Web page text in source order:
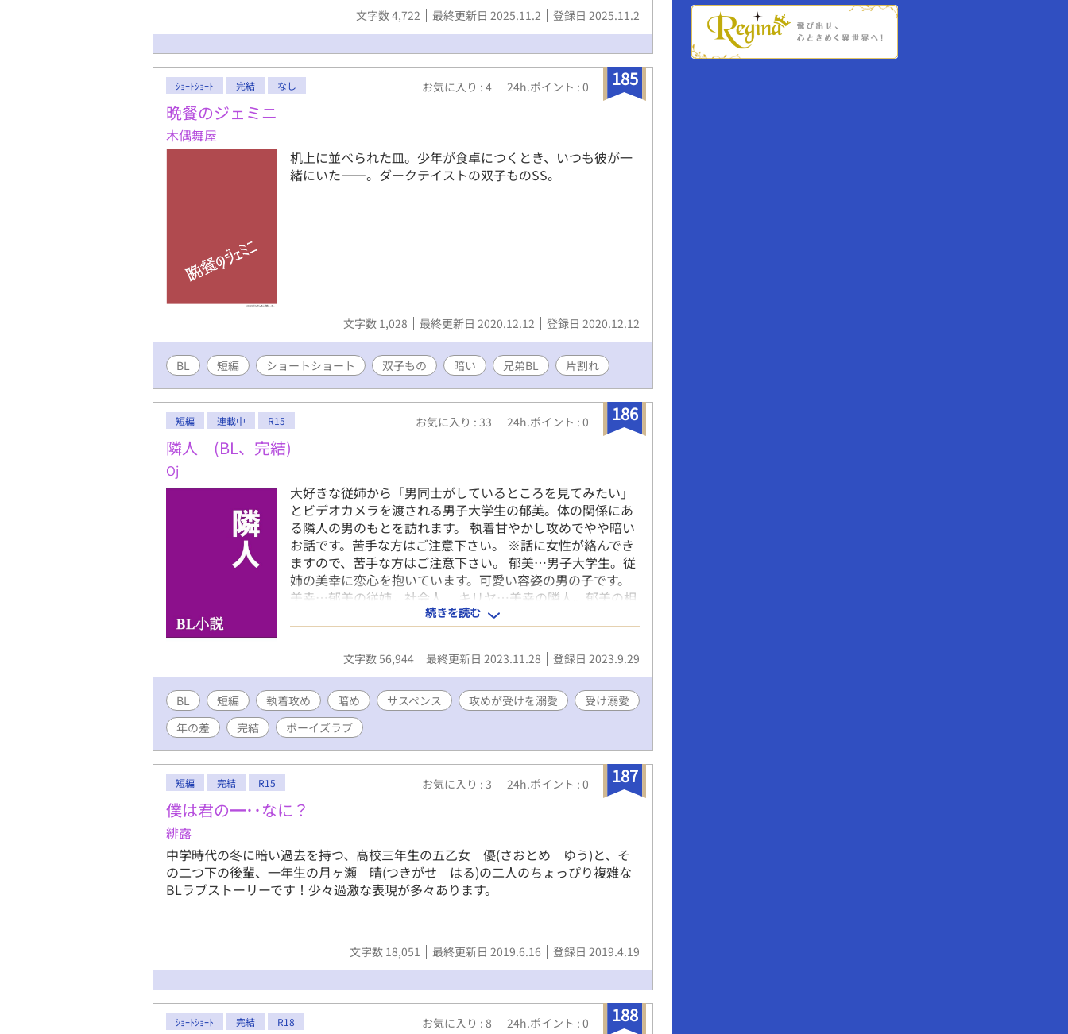
更新する予定です。
文字数 4,722 最終更新日 2025.11.2 登録日 2025.11.2
185
ｼｮｰﾄｼｮｰﾄ 完結 なし お気に入り : 4 24h.ポイント : 0
晩餐のジェミニ
木偶舞屋
机上に並べられた皿。少年が食卓につくとき、いつも彼が一
緒にいた――。ダークテイストの双子ものSS。
文字数 1,028 最終更新日 2020.12.12 登録日 2020.12.12
BL 短編 ショートショート 双子もの 暗い 兄弟BL 片割れ
186
短編 連載中 R15 お気に入り : 33 24h.ポイント : 0
隣人 (BL、完結)
Oj
大好きな従姉から「男同士がしているところを見てみたい」
とビデオカメラを渡される男子大学生の郁美。体の関係にあ
る隣人の男のもとを訪れます。 執着甘やかし攻めでやや暗い
お話です。苦手な方はご注意下さい。 ※話に女性が絡んでき
ますので、苦手な方はご注意下さい。 郁美…男子大学生。従
姉の美幸に恋心を抱いています。可愛い容姿の男の子です。
美幸…郁美の従姉。社会人。 キリヤ…美幸の隣人。郁美の相
手。小金持ちのイケメンお兄さんです。 第二部までで完結で
す。ちょこちょこ小話なんかを載せています。 18才未満閲覧
禁止というタイトルの中に隣人の短編を載せました。 「郁美
のご褒美」というタイトルで、第二部の最終話のご褒美Hを
さい。 今後も18禁なお話はそちらに更新していきます。
続きを読む
文字数 56,944 最終更新日 2023.11.28 登録日 2023.9.29
BL 短編 執着攻め 暗め サスペンス 攻めが受けを溺愛
受け溺愛
年の差
完結 ボーイズラブ
187
短編 完結 R15 お気に入り : 3 24h.ポイント : 0
僕は君の━･･なに？
緋露
中学時代の冬に暗い過去を持つ、高校三年生の五乙女 優(さおとめ ゆう)と、そ
の二つ下の後輩、一年生の月ヶ瀬 晴(つきがせ はる)の二人のちょっぴり複雑な
BLラブストーリーです！少々過激な表現が多々あります。
文字数 18,051 最終更新日 2019.6.16 登録日 2019.4.19
188
ｼｮｰﾄｼｮｰﾄ 完結 R18 お気に入り : 8 24h.ポイント : 0